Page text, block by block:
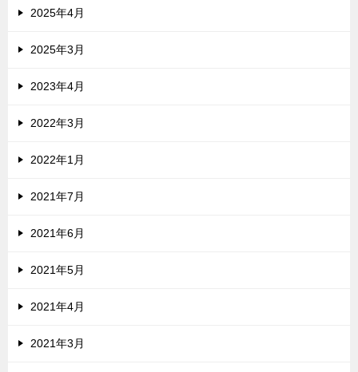
2025年4月
2025年3月
2023年4月
2022年3月
2022年1月
2021年7月
2021年6月
2021年5月
2021年4月
2021年3月